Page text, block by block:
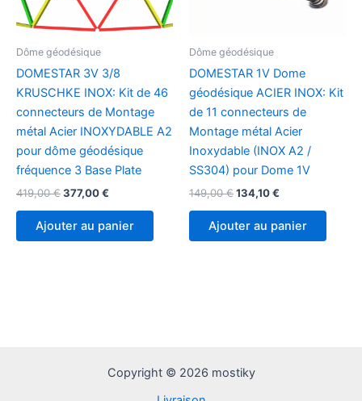
page
du
produit
Dôme géodésique
DOMESTAR 3V 3/8
KRUSCHKE INOX: Kit de 46
connecteurs de Montage
métal Acier INOXYDABLE A2
pour dôme géodésique
fréquence 3 Base Plate
419,00€Le
initial
était :
377,00€
actuel
est :
Ajouter au panier
Dôme géodésique
DOMESTAR 1V Dome
géodésique ACIER INOX: Kit
de 11 connecteurs de
Montage métal Acier
Inoxydable (INOX A2 /
SS304) pour Dome 1V
149,00€Le
initial
était :
134,10€
actuel
est :
Ajouter au panier
Copyright © 2026 mostiky